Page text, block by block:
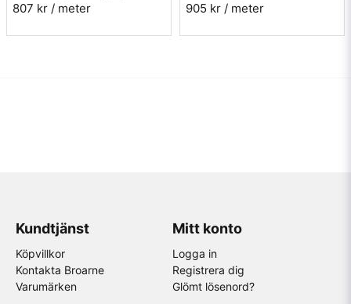
807 kr / meter 905 kr / meter
Kundtjänst
Köpvillkor
Kontakta Broarne
Varumärken
Mitt konto
Logga in
Registrera dig
Glömt lösenord?